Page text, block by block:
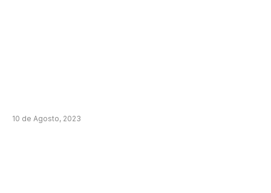
10 de Agosto, 2023